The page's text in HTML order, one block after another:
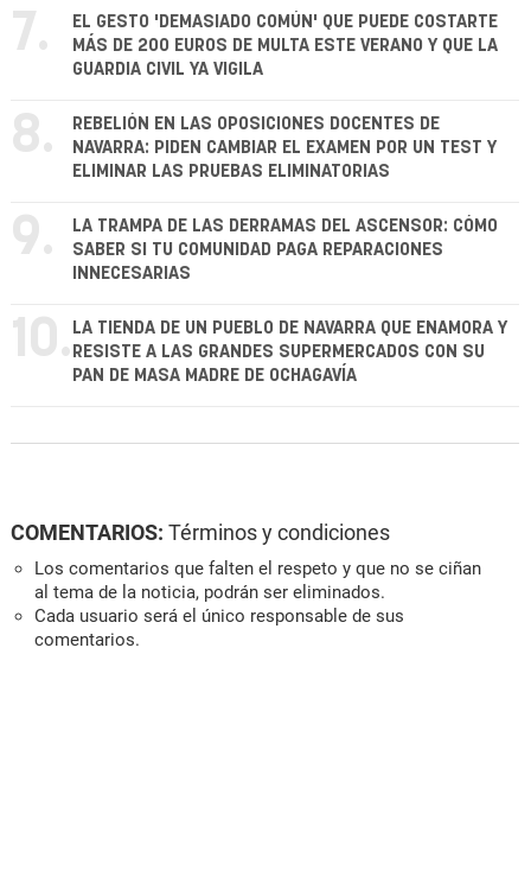
7.
EL GESTO 'DEMASIADO COMÚN' QUE PUEDE COSTARTE
MÁS DE 200 EUROS DE MULTA ESTE VERANO Y QUE LA
GUARDIA CIVIL YA VIGILA
8.
REBELIÓN EN LAS OPOSICIONES DOCENTES DE
NAVARRA: PIDEN CAMBIAR EL EXAMEN POR UN TEST Y
ELIMINAR LAS PRUEBAS ELIMINATORIAS
9.
LA TRAMPA DE LAS DERRAMAS DEL ASCENSOR: CÓMO
SABER SI TU COMUNIDAD PAGA REPARACIONES
INNECESARIAS
10. LA TIENDA DE UN PUEBLO DE NAVARRA QUE ENAMORA Y
RESISTE A LAS GRANDES SUPERMERCADOS CON SU
PAN DE MASA MADRE DE OCHAGAVÍA
COMENTARIOS: Términos y condiciones
Los comentarios que falten el respeto y que no se ciñan
al tema de la noticia, podrán ser eliminados.
Cada usuario será el único responsable de sus
comentarios.